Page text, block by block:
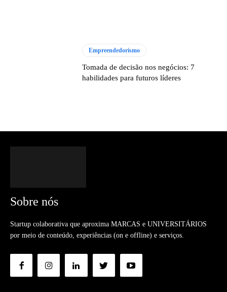
Empreendedorismo
Tomada de decisão nos negócios: 7
habilidades para futuros líderes
Sobre nós
Startup colaborativa que aproxima MARCAS e UNIVERSITÁRIOS
por meio de conteúdo, experiências (on e offline) e serviços.